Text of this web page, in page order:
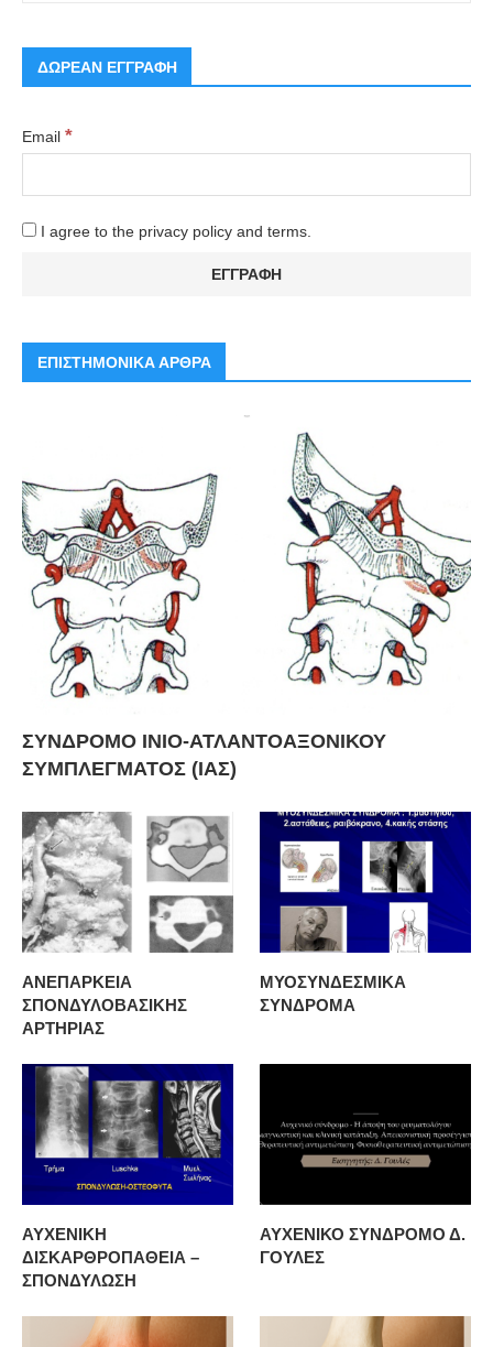
ΔΩΡΕΑΝ ΕΓΓΡΑΦΗ
Email *
I agree to the privacy policy and terms.
ΕΠΙΣΤΗΜΟΝΙΚΑ ΑΡΘΡΑ
ΣΥΝΔΡΟΜΟ ΙΝΙΟ-ΑΤΛΑΝΤΟΑΞΟΝΙΚΟΥ
ΣΥΜΠΛΕΓΜΑΤΟΣ (ΙΑΣ)
ΑΝΕΠΑΡΚΕΙΑ
ΣΠΟΝΔΥΛΟΒΑΣΙΚΗΣ
ΑΡΤΗΡΙΑΣ
ΜΥΟΣΥΝΔΕΣΜΙΚΑ
ΣΥΝΔΡΟΜΑ
ΑΥΧΕΝΙΚΗ
ΔΙΣΚΑΡΘΡΟΠΑΘΕΙΑ –
ΣΠΟΝΔΥΛΩΣΗ
ΑΥΧΕΝΙΚΟ ΣΥΝΔΡΟΜΟ Δ.
ΓΟΥΛΕΣ